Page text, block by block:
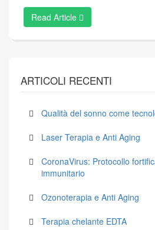
Read Article
ARTICOLI RECENTI
Qualità del sonno come
Laser Terapia e Anti Aging
CoronaVirus: Protocollo
immunitario
Ozonoterapia e Anti Aging
Terapia chelante EDTA